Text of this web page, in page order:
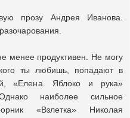
прозу Андрея Иванова.
менее продуктивен. Не могу
ты любишь, попадают в
«Елена. Яблоко и рука»
наиболее сильное
«Взлетка» Николая